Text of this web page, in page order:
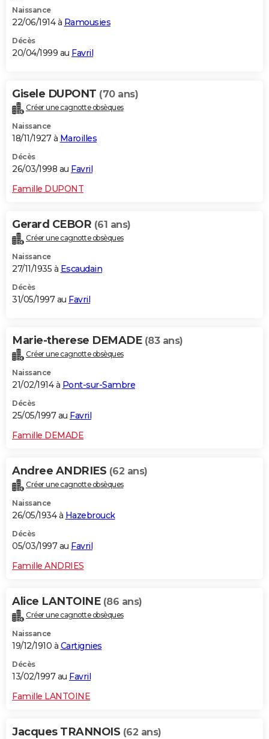
Naissance
22/06/1914 à Ramousies
Décès
20/04/1999 au Favril
Gisele DUPONT (70 ans)
Créer une cagnotte obsèques
Naissance
18/11/1927 à Maroilles
Décès
26/03/1998 au Favril
Famille DUPONT
Gerard CEBOR (61 ans)
Créer une cagnotte obsèques
Naissance
27/11/1935 à Escaudain
Décès
31/05/1997 au Favril
Marie-therese DEMADE (83 ans)
Créer une cagnotte obsèques
Naissance
21/02/1914 à Pont-sur-Sambre
Décès
25/05/1997 au Favril
Famille DEMADE
Andree ANDRIES (62 ans)
Créer une cagnotte obsèques
Naissance
26/05/1934 à Hazebrouck
Décès
05/03/1997 au Favril
Famille ANDRIES
Alice LANTOINE (86 ans)
Créer une cagnotte obsèques
Naissance
19/12/1910 à Cartignies
Décès
13/02/1997 au Favril
Famille LANTOINE
Jacques TRANNOIS (62 ans)